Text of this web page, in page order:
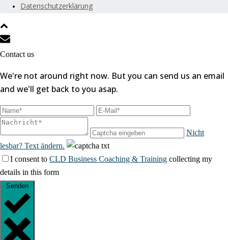
Datenschutzerklärung
Contact us
We're not around right now. But you can send us an email
and we'll get back to you asap.
Nicht
lesbar? Text ändern.
I consent to CLD Business Coaching & Training collecting my
details in this form
Senden